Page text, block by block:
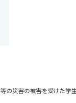
の災害の被害を受けた学